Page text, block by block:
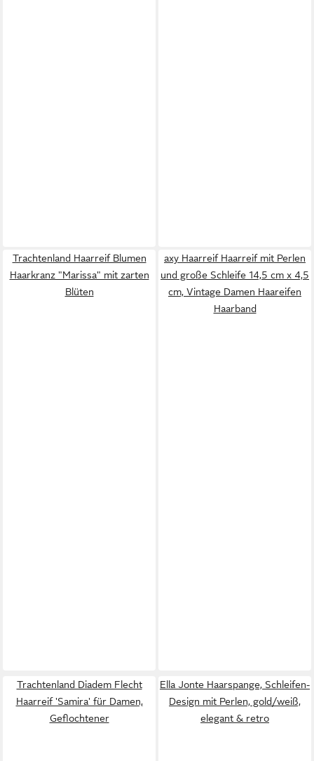
Trachtenland Haarreif Blumen
Haarkranz "Marissa" mit zarten
Blüten
axy Haarreif Haarreif mit Perlen
und große Schleife 14,5 cm x 4,5
cm, Vintage Damen Haareifen
Haarband
Trachtenland Diadem Flecht
Haarreif 'Samira' für Damen,
Geflochtener
Ella Jonte Haarspange, Schleifen-
Design mit Perlen, gold/weiß,
elegant & retro